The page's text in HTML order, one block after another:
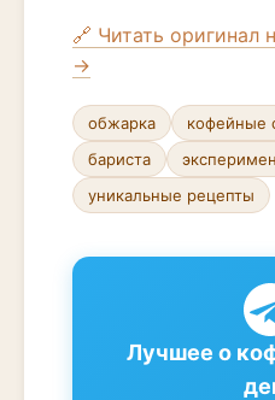
🔗 Читать оригинал
→
обжарка кофейные
бариста
уникальные рецепты
Лучшее о